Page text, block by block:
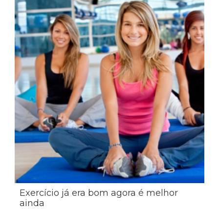
Exercício já era bom agora é melhor
ainda